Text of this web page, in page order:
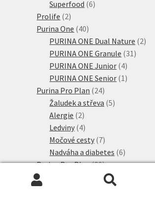
Superfood 66
Prolife 22
produkty
Purina One 4040
produktů
PURINA ONE Dual Nature 22
PURINA ONE Granule 31 31
PURINA ONE Junior 44
produkty
PURINA ONE Senior 1 1
Purina Pro Plan 2424
produktů
Žaludek a střeva 55
Alergie 22
produkty
Ledviny 44
produkty
Močové cesty 77
produktů
Nadváha a diabetes 66
produktů
Purina Pro Plan 8080
produktů
produktů